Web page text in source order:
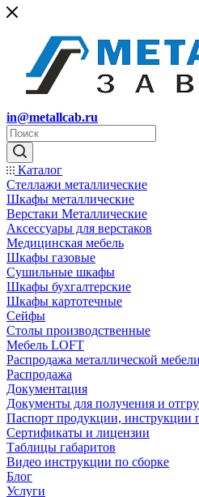
in@metallcab.ru
Каталог
Стеллажи металлические
Шкафы металлические
Верстаки Металлические
Аксессуары для верстаков
Медицинская мебель
Шкафы газовые
Сушильные шкафы
Шкафы бухгалтерские
Шкафы картотечные
Сейфы
Столы производственные
Мебель LOFT
Распродажа металлической мебели
Распродажа
Документация
Документы для получения и
Паспорт продукции, инструкции
Сертификаты и лицензии
Таблицы габаритов
Видео инструкции по сборке
Блог
Услуги